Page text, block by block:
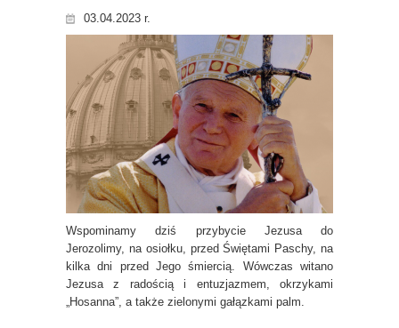
03.04.2023 r.
Wspominamy dziś przybycie Jezusa do
Jerozolimy, na osiołku, przed Świętami Paschy, na
kilka dni przed Jego śmiercią. Wówczas witano
Jezusa z radością i entuzjazmem, okrzykami
„Hosanna”, a także zielonymi gałązkami palm.